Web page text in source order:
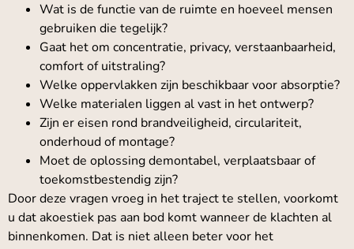
Wat is de functie van de ruimte en hoeveel mensen
gebruiken die tegelijk?
Gaat het om concentratie, privacy, verstaanbaarheid,
comfort of uitstraling?
Welke oppervlakken zijn beschikbaar voor absorptie?
Welke materialen liggen al vast in het ontwerp?
Zijn er eisen rond brandveiligheid, circulariteit,
onderhoud of montage?
Moet de oplossing demontabel, verplaatsbaar of
toekomstbestendig zijn?
Door deze vragen vroeg in het traject te stellen, voorkomt
u dat akoestiek pas aan bod komt wanneer de klachten al
binnenkomen. Dat is niet alleen beter voor het